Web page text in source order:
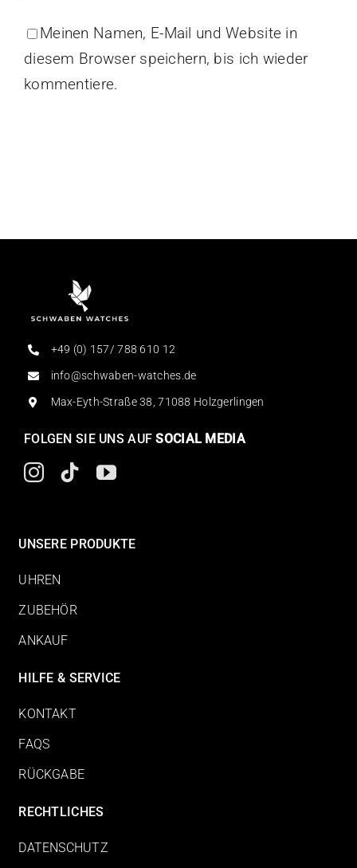
Meinen Namen, E-Mail und Website in
diesem Browser speichern, bis ich wieder
kommentiere.
+49 (0) 157/ 788 610 12
info@schwaben-watches.de
Max-Eyth-Straße 38, 71088 Holzgerlingen
FOLGEN SIE UNS AUFSOCIAL MEDIA
UNSERE PRODUKTE
UHREN
ZUBEHÖR
ANKAUF
HILFE & SERVICE
KONTAKT
FAQS
RÜCKGABE
RECHTLICHES
DATENSCHUTZ